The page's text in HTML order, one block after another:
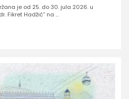
je od 25. do 30. jula 2026. u
Fikret Hadžić” na ...